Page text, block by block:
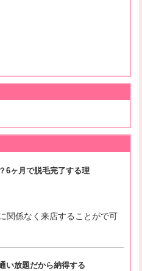
6ヶ月で脱毛完了する理
関係なく来店することがで可
い放題だから納得する